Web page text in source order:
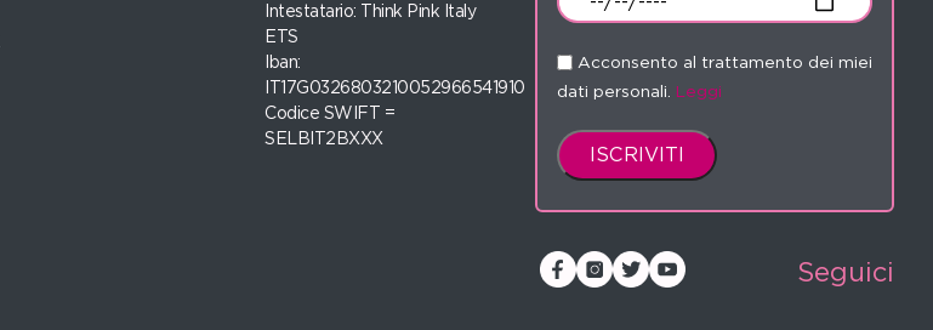
Intestatario: Think Pink Italy
ETS
Iban:
IT17G0326803210052966541910
Codice SWIFT =
SELBIT2BXXX
Acconsento al trattamento dei miei
dati personali. Leggi
Seguici